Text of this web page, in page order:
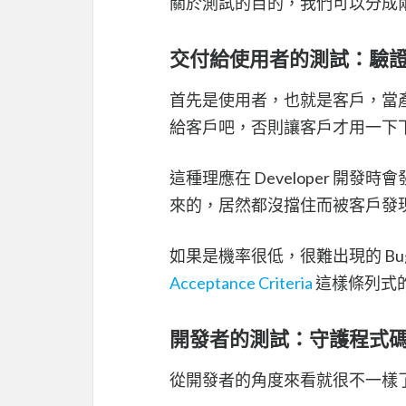
交付給使用者的測試：驗
首先是使用者，也就是客戶，
給客戶吧，否則讓客戶才用一下
這種理應在 Developer 開發時
來的，居然都沒擋住而被客戶發
如果是機率很低，很難出現的
Acceptance Criteria這樣條列式
開發者的測試：守護程式
從開發者的角度來看就很不一